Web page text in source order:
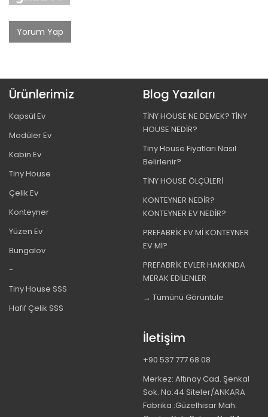
Yorum Yap
Ürünlerimiz
Kapsül Ev
Modüler Ev
Kabin Ev
Tiny House
Çelik Ev
Konteyner
Yüzen Ev
Bungalov
-
Tiny House SSS
Hafif Çelik SSS
Blog Yazıları
TİNY HOUSE NE DEMEK? TİNY
HOUSE NEDİR?
Tiny House Fiyatları Nasıl
Belirlenir?
TİNY HOUSE ÖLÇÜLERİ
KONTEYNER NEDİR?
KONTEYNER EV NEDİR?
PREFABRİK EV Mİ KONTEYNER
EV Mİ?
PREFABRİK EVLER HAKKINDA
MERAK EDİLENLER
→ Tümünü Görüntüle
İletişim
+90 537 777 68 08
Merkez: Altınay Cad. Şenkal
Sok. No:44 Siteler/ANKARA
Fabrika :Güzelhisar Mah.